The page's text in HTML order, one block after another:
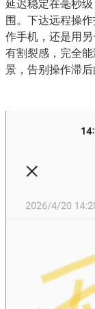
延迟稳定在毫秒
围。下达远程操
作手机，还是用
有割裂感，完全
景，告别操作滞后